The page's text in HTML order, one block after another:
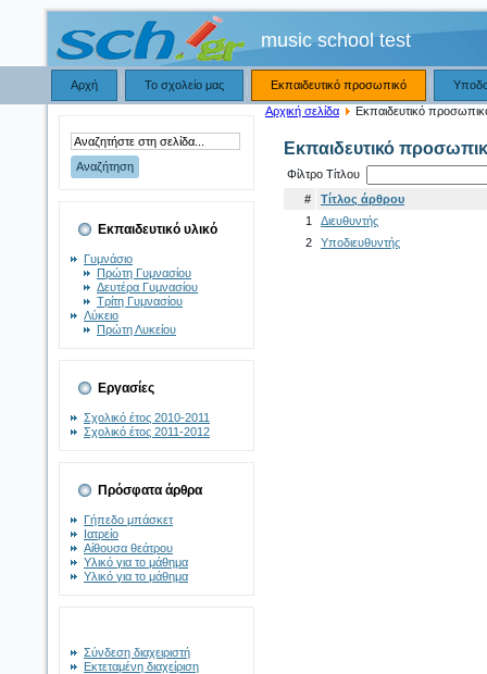
music school test
Αρχή Το σχολείο μας Εκπαιδευτικό προσωπικό
Εκπαιδευτικό υλικό
Γυμνάσιο
Πρώτη Γυμνασίου
Δευτέρα Γυμνασίου
Τρίτη Γυμνασίου
Λύκειο
Πρώτη Λυκείου
Εργασίες
Σχολικό έτος 2010-2011
Σχολικό έτος 2011-2012
Πρόσφατα άρθρα
Γήπεδο μπάσκετ
Ιατρείο
Αίθουσα θεάτρου
Υλικό για το μάθημα
Υλικό για το μάθημα
Σύνδεση διαχειριστή
Εκτεταμένη διαχείριση
Αρχική σελίδα Εκπαιδευτικό
Εκπαιδευτικό
Φίλτρο Τίτλου
#
Τίτλος άρθρου
1
Διευθυντής
2
Υποδιευθυντής